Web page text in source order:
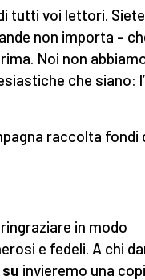
tutti voi lettori.
non importa –
Noi non
che siano:
raccolta fondi
in modo
e fedeli. A chi
invieremo una